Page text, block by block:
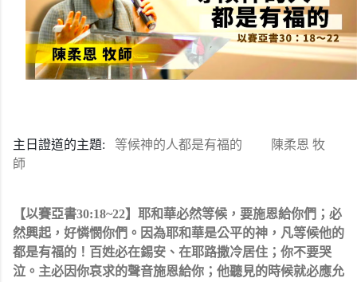
主日證道的主題: 等候神的人都是有福的
陳柔恩 牧
師
【以賽亞書30:18~22】耶和華必然等候，要施恩給你們；必
然興起，好憐憫你們。因為耶和華是公平的神，凡等候他的
都是有福的！百姓必在錫安、在耶路撒冷居住；你不要哭
泣。主必因你哀求的聲音施恩給你；他聽見的時候就必應允